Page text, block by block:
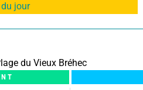
jour
du Vieux Bréhec